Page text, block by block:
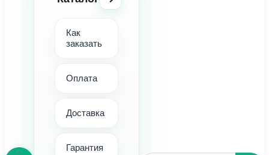
Как
заказать
Оплата
Доставка
Гарантия